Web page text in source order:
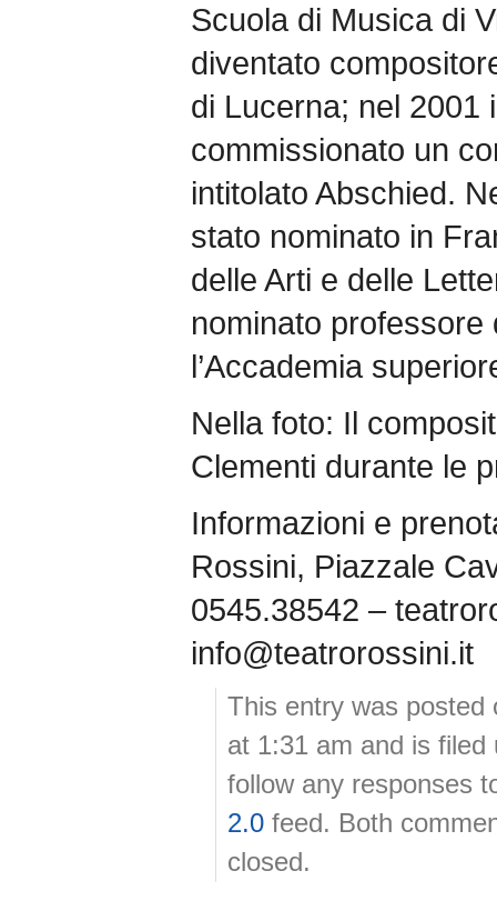
Scuola di Musica di
diventato
di Lucerna; nel 2001
commissionato un
intitolato Abschied.
stato nominato in
delle Arti e delle
nominato
l’Accademia
Nella foto: Il
Clementi durante le
Informazioni e
Rossini, Piazzale
0545.38542 –
info@teatrorossini.it
This entry was posted
at 1:31 am and is
follow any responses
2.0 feed. Both
closed.